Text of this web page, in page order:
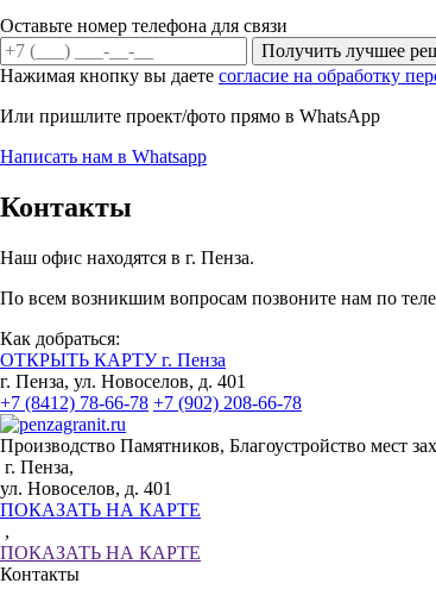
Оставьте номер телефона для связи
Получить лучшее
Нажимая кнопку вы даете согласие на обработку
Или пришлите проект/фото прямо в WhatsApp
Написать нам в Whatsapp
Контакты
Наш офис находятся в г. Пенза.
По всем возникшим вопросам позвоните нам по
Как добраться:
ОТКРЫТЬ КАРТУ г. Пенза
г. Пенза, ул. Новоселов, д. 401
+7 (8412) 78-66-78 +7 (902) 208-66-78
Производство Памятников, Благоустройство мест
г. Пенза,
ул. Новоселов, д. 401
ПОКАЗАТЬ НА КАРТЕ
,
ПОКАЗАТЬ НА КАРТЕ
Контакты